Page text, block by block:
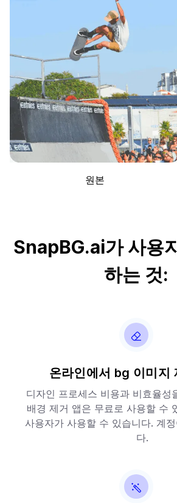
원본
SnapBG.ai가 사용
하는 것:
온라인에서 bg 이미지
디자인 프로세스 비용과 비효율성
배경 제거 앱은 무료로 사용할 수
사용자가 사용할 수 있습니다. 계
다.